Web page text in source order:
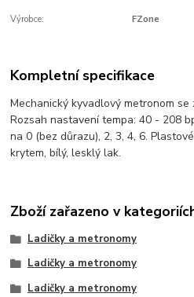
Výrobce: FZone
Kompletní specifikace
Mechanický kyvadlový metronom se
Rozsah nastavení tempa: 40 - 208
na 0 (bez důrazu), 2, 3, 4, 6.
krytem, bílý, lesklý lak.
Zboží zařazeno v
Ladičky a metronomy
Ladičky a metronomy
Ladičky a metronomy